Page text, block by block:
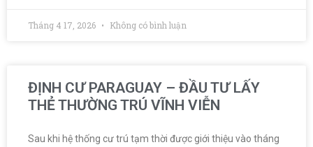
Tháng 4 17, 2026 Không có bình luận
ĐỊNH CƯ PARAGUAY – ĐẦU TƯ LẤY
THẺ THƯỜNG TRÚ VĨNH VIỄN
Sau khi hệ thống cư trú tạm thời được giới thiệu vào tháng